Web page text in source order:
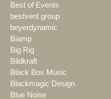
Best of Events
bestvent group
beyerdynamic
Biamp
Big Rig
Bildkraft
Black Box Music
Blackmagic Design
Blue Noise